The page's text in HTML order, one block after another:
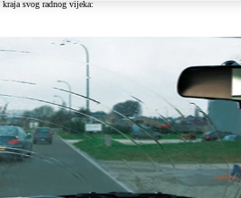
svog radnog vijeka: